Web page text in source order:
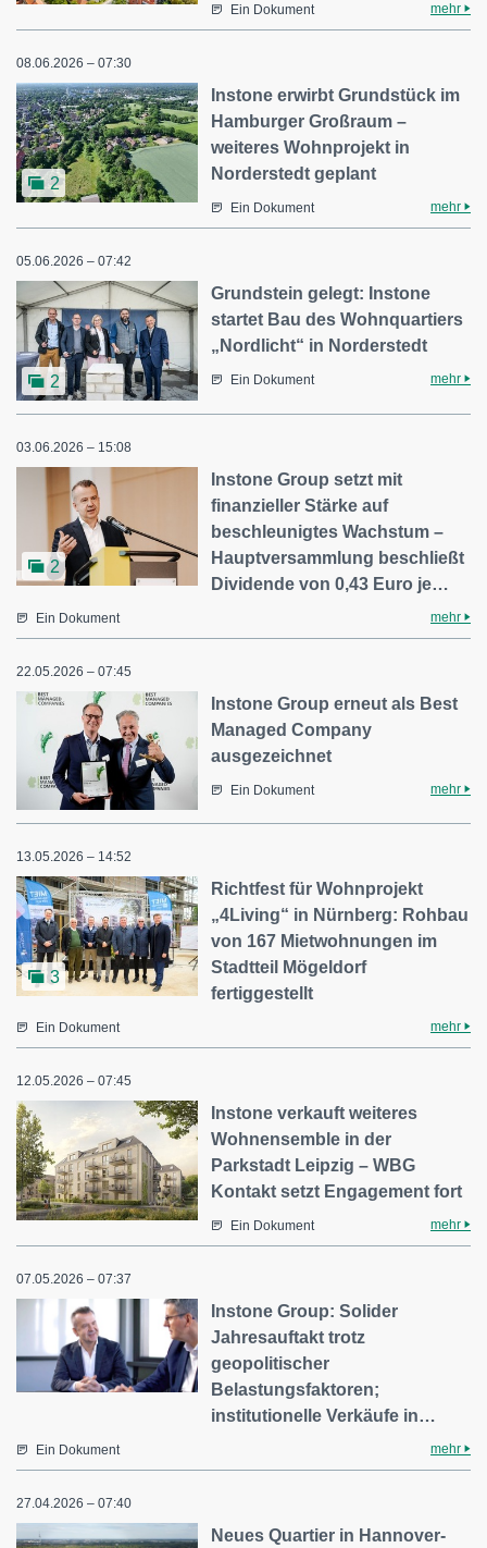
Ein Dokument mehr
08.06.2026 – 07:30
2
Instone erwirbt Grundstück im
Hamburger Großraum –
weiteres Wohnprojekt in
Norderstedt geplant
Ein Dokument mehr
05.06.2026 – 07:42
2
Grundstein gelegt: Instone
startet Bau des Wohnquartiers
„Nordlicht“ in Norderstedt
Ein Dokument mehr
03.06.2026 – 15:08
2
Instone Group setzt mit
finanzieller Stärke auf
beschleunigtes Wachstum –
Hauptversammlung beschließt
Dividende von 0,43 Euro je…
Ein Dokument mehr
22.05.2026 – 07:45
Instone Group erneut als Best
Managed Company
ausgezeichnet
Ein Dokument mehr
13.05.2026 – 14:52
3
Richtfest für Wohnprojekt
„4Living“ in Nürnberg: Rohbau
von 167 Mietwohnungen im
Stadtteil Mögeldorf
fertiggestellt
Ein Dokument mehr
12.05.2026 – 07:45
Instone verkauft weiteres
Wohnensemble in der
Parkstadt Leipzig – WBG
Kontakt setzt Engagement fort
Ein Dokument mehr
07.05.2026 – 07:37
Instone Group: Solider
Jahresauftakt trotz
geopolitischer
Belastungsfaktoren;
institutionelle Verkäufe in…
Ein Dokument mehr
27.04.2026 – 07:40
Neues Quartier in Hannover-